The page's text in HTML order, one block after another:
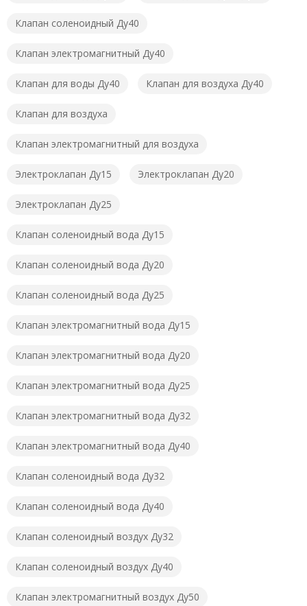
Клапан соленоидный Ду40
Клапан электромагнитный Ду40
Клапан для воды Ду40 Клапан для воздуха Ду40
Клапан для воздуха
Клапан электромагнитный для воздуха
Электроклапан Ду15 Электроклапан Ду20
Электроклапан Ду25
Клапан соленоидный вода Ду15
Клапан соленоидный вода Ду20
Клапан соленоидный вода Ду25
Клапан электромагнитный вода Ду15
Клапан электромагнитный вода Ду20
Клапан электромагнитный вода Ду25
Клапан электромагнитный вода Ду32
Клапан электромагнитный вода Ду40
Клапан соленоидный вода Ду32
Клапан соленоидный вода Ду40
Клапан соленоидный воздух Ду32
Клапан соленоидный воздух Ду40
Клапан электромагнитный воздух Ду50